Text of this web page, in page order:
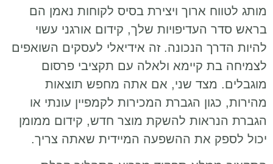
מותג לטווח ארוך ויצירת בסיס לקוחות נאמן הם
בראש סדר העדיפויות שלך, קידום אורגני עשוי
להיות הדרך הנכונה. זה אידיאלי לעסקים השואפים
לצמיחה בת קיימא ולאלה עם תקציבי פרסום
מוגבלים. מצד שני, אם אתה מחפש תוצאות
מהירות, כגון הגברת המכירות לקמפיין עונתי או
הגברת הנראות להשקת מוצר חדש, קידום ממומן
יכול לספק את ההשפעה המיידית שאתה צריך.